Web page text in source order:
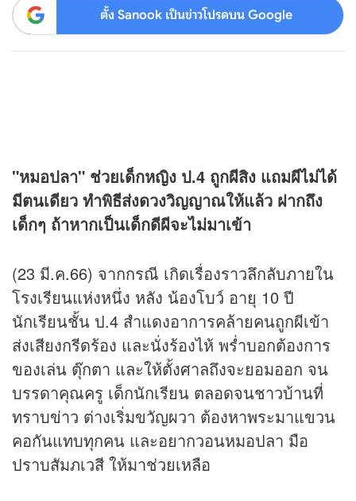
ตั้ง Sanook เป็นข่าวโปรดบน Google
"หมอปลา" ช่วยเด็กหญิง ป.4 ถูกผีสิง แถมผีไม่ได้
มีตนเดียว ทำพิธีส่งดวงวิญญาณให้แล้ว ฝากถึง
เด็กๆ ถ้าหากเป็นเด็กดีผีจะไม่มาเข้า
(23 มี.ค.66) จากกรณี เกิดเรื่องราวลึกลับภายใน
โรงเรียนแห่งหนึ่ง หลัง น้องโบว์ อายุ 10 ปี
นักเรียนชั้น ป.4 สำแดงอาการคล้ายคนถูกผีเข้า
ส่งเสียงกรีดร้อง และนั่งร้องไห้ พร่ำบอกต้องการ
ของเล่น ตุ๊กตา และให้ตั้งศาลถึงจะยอมออก จน
บรรดาคุณครู เด็กนักเรียน ตลอดจนชาวบ้านที่
ทราบข่าว ต่างเริ่มขวัญผวา ต้องหาพระมาแขวน
คอกันแทบทุกคน และอยากวอนหมอปลา มือ
ปราบสัมภเวสี ให้มาช่วยเหลือ